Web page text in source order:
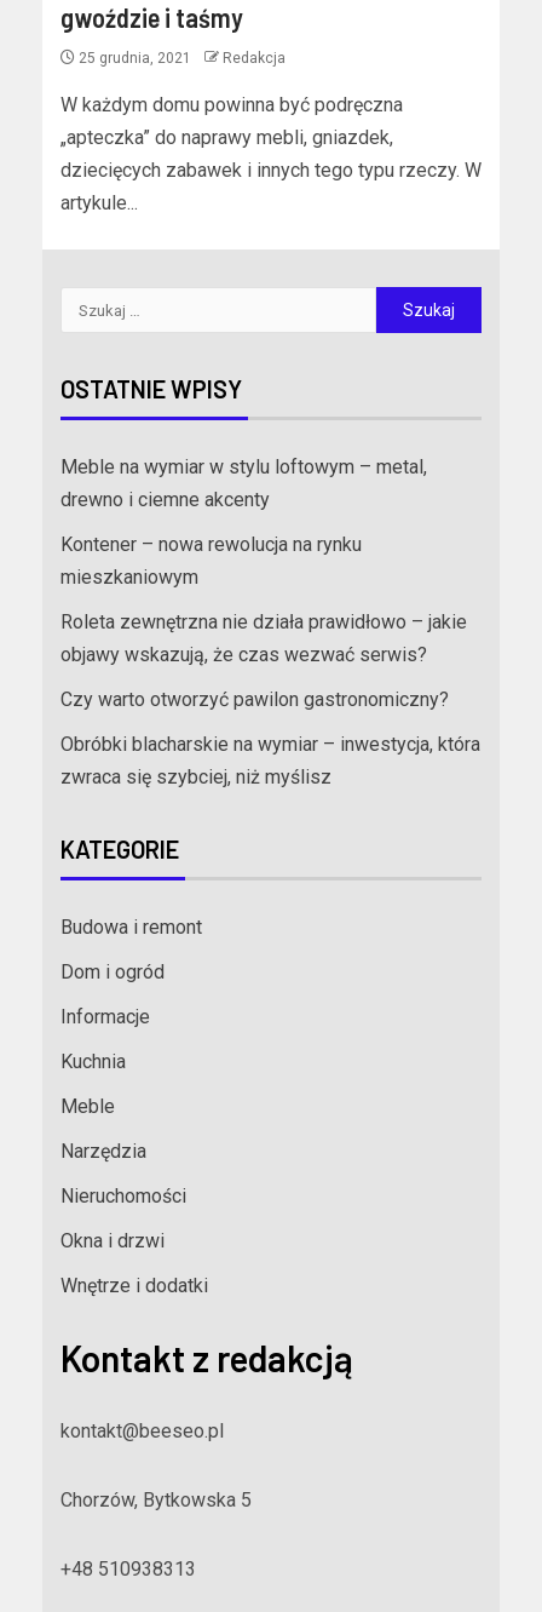
gwoździe i taśmy
25 grudnia, 2021 Redakcja
W każdym domu powinna być podręczna
„apteczka” do naprawy mebli, gniazdek,
dziecięcych zabawek i innych tego typu rzeczy. W
artykule...
OSTATNIE WPISY
Meble na wymiar w stylu loftowym – metal,
drewno i ciemne akcenty
Kontener – nowa rewolucja na rynku
mieszkaniowym
Roleta zewnętrzna nie działa prawidłowo – jakie
objawy wskazują, że czas wezwać serwis?
Czy warto otworzyć pawilon gastronomiczny?
Obróbki blacharskie na wymiar – inwestycja, która
zwraca się szybciej, niż myślisz
KATEGORIE
Budowa i remont
Dom i ogród
Informacje
Kuchnia
Meble
Narzędzia
Nieruchomości
Okna i drzwi
Wnętrze i dodatki
Kontakt z redakcją
kontakt@beeseo.pl
Chorzów, Bytkowska 5
+48 510938313